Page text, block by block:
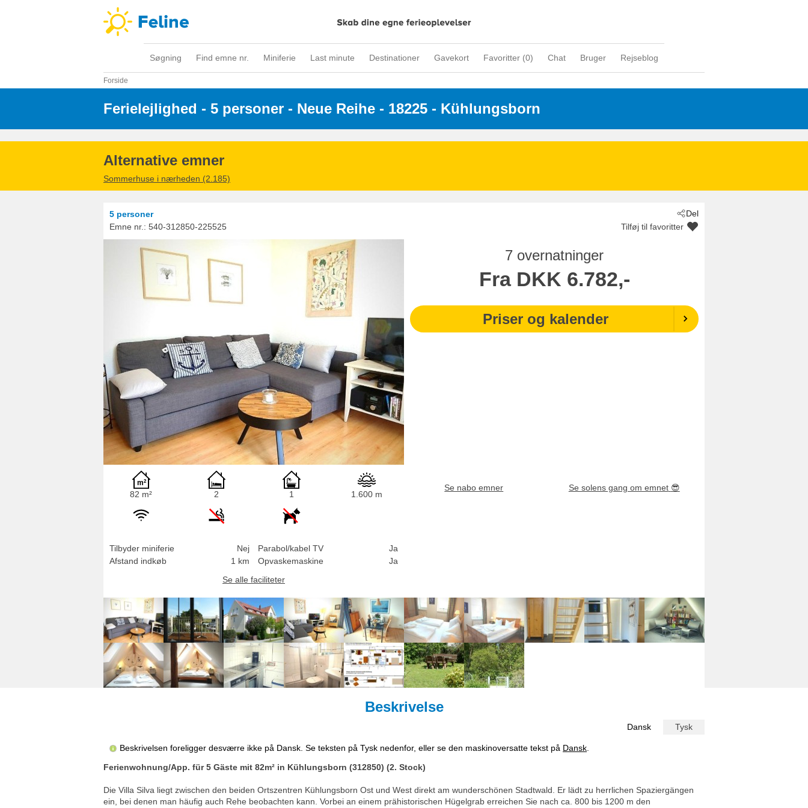
Søgning Find emne nr. Miniferie Last minute Destinationer Gavekort Favoritter (0) Chat Bruger Rejseblog
Forside
Ferielejlighed - 5 personer - Neue Reihe - 18225 - Kühlungsborn
Alternative emner
Sommerhuse i nærheden (2.185)
Del
5 personer
Emne nr.: 540-312850-225525 Tilføj til favoritter
7 overnatninger
Fra DKK 6.782,-
Priser og kalender
82 m² 2 1 1.600 m
Tilbyder miniferie
Nej
Afstand indkøb
1 km
Parabol/kabel TV
Ja
Opvaskemaskine
Ja
Se alle faciliteter
Se nabo emner Se solens gang om emnet 😎
Beskrivelse
Dansk Tysk
Beskrivelsen foreligger desværre ikke på Dansk. Se teksten på Tysk nedenfor, eller se den maskinoversatte tekst på Dansk
Ferienwohnung/App. für 5 Gäste mit 82m² in Kühlungsborn (312850) (2. Stock)
Die Villa Silva liegt zwischen den beiden Ortszentren Kühlungsborn Ost und West direkt am wunderschönen Stadtwald. Er lädt zu herrlichen Spaziergängen
ein, bei denen man häufig auch Rehe beobachten kann. Vorbei an einem prähistorischen Hügelgrab erreichen Sie nach ca. 800 bis 1200 m den